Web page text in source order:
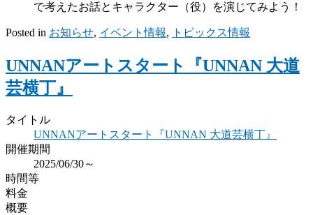
で考えたお話とキャラクター（役）を演じてみよう！
Posted in お知らせ, イベント情報, トピックス情報
UNNANアートスタート『UNNAN 大道
芸横丁』
タイトル
UNNANアートスタート『UNNAN 大道芸横丁』
開催期間
2025/06/30～
時間等
料金
概要